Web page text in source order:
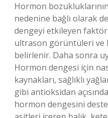
Hormon
nedenine bağlı olarak
dengeyi etkileyen
ultrason görüntüleri ve
belirlenir. Daha sonra
Hormon dengesi için
kaynakları, sağlıklı
gibi antioksidan
hormon dengesini